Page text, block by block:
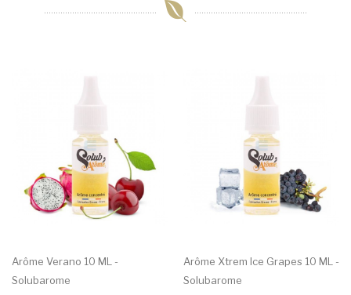
Arôme Verano 10 ML -
Solubarome
Arôme Xtrem Ice Grapes 10 ML -
Solubarome